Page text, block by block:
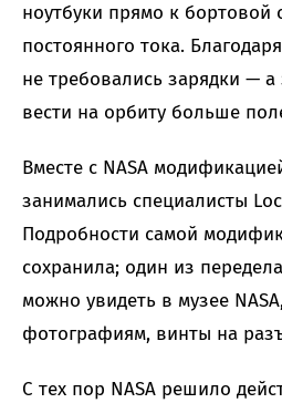
ноутбуки прямо к бортовой
постоянного тока.
не требовались зарядки —
вести на орбиту больше
Вместе с NASA
занимались специалисты
Подробности самой
сохранила; один из
можно увидеть в музее
фотографиям, винты на
С тех пор NASA решило